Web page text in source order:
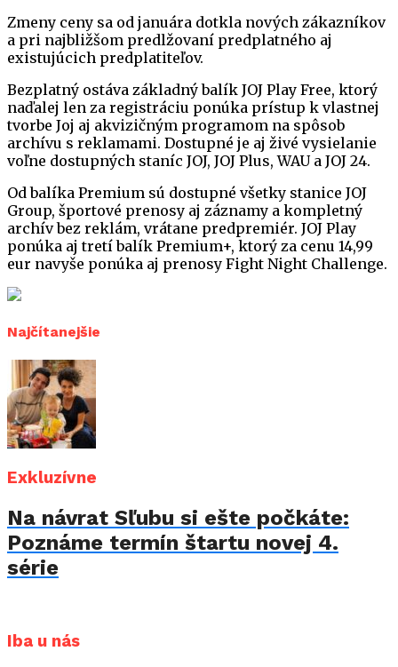
Zmeny ceny sa od januára dotkla nových zákazníkov
a pri najbližšom predlžovaní predplatného aj
existujúcich predplatiteľov.
Bezplatný ostáva základný balík JOJ Play Free, ktorý
naďalej len za registráciu ponúka prístup k vlastnej
tvorbe Joj aj akvizičným programom na spôsob
archívu s reklamami. Dostupné je aj živé vysielanie
voľne dostupných staníc JOJ, JOJ Plus, WAU a JOJ 24.
Od balíka Premium sú dostupné všetky stanice JOJ
Group, športové prenosy aj záznamy a kompletný
archív bez reklám, vrátane predpremiér. JOJ Play
ponúka aj tretí balík Premium+, ktorý za cenu 14,99
eur navyše ponúka aj prenosy Fight Night Challenge.
Najčítanejšie
Exkluzívne
Na návrat Sľubu si ešte počkáte:
Poznáme termín štartu novej 4.
série
Iba u nás